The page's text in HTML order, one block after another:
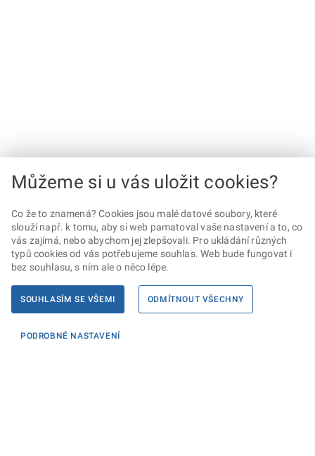
Můžeme si u vás uložit cookies?
Co že to znamená? Cookies jsou malé datové soubory, které
slouží např. k tomu, aby si web pamatoval vaše nastavení a to, co
vás zajímá, nebo abychom jej zlepšovali. Pro ukládání různých
typů cookies od vás potřebujeme souhlas. Web bude fungovat i
bez souhlasu, s ním ale o něco lépe.
SOUHLASÍM SE VŠEMI ODMÍTNOUT VŠECHNY
PODROBNÉ NASTAVENÍ